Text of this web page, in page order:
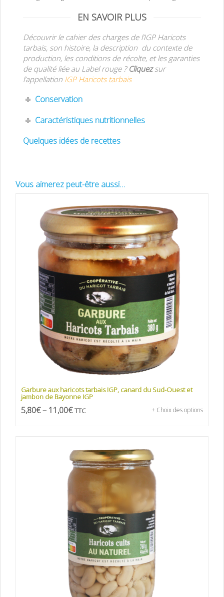
EN SAVOIR PLUS
Découvrir le cahier des charges de l’IGP Haricots
tarbais, son histoire, la description du contexte de
production, les conditions de récolte, et les garanties
de qualité liée au Label rouge ? Cliquezsur
l’appellation IGP Haricots tarbais
Conservation
Caractéristiques nutritionnelles
Quelques idées de recettes
Vous aimerez peut-être aussi…
Garbure aux haricots tarbais IGP, canard du Sud-Ouest et
jambon de Bayonne IGP
5,80€– 11,00€ TTC + Choix des options